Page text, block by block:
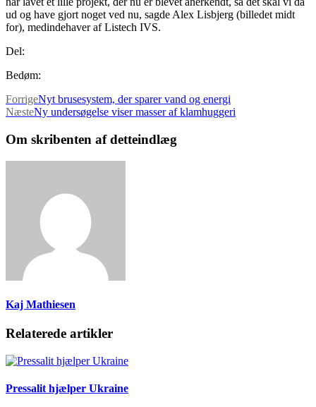
ud og have gjort noget ved nu, sagde Alex Lisbjerg (billedet midt
for), medindehaver af Listech IVS.
Del:
Bedøm:
ForrigeNyt brusesystem, der sparer vand og energi
NæsteNy undersøgelse viser masser af klamhuggeri
Om skribenten af detteindlæg
Kaj Mathiesen
Relaterede artikler
Pressalit hjælper Ukraine